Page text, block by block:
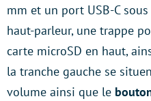
mm et un port USB-C
haut-parleur, une trappe
carte microSD en haut,
la tranche gauche se
volume ainsi que le